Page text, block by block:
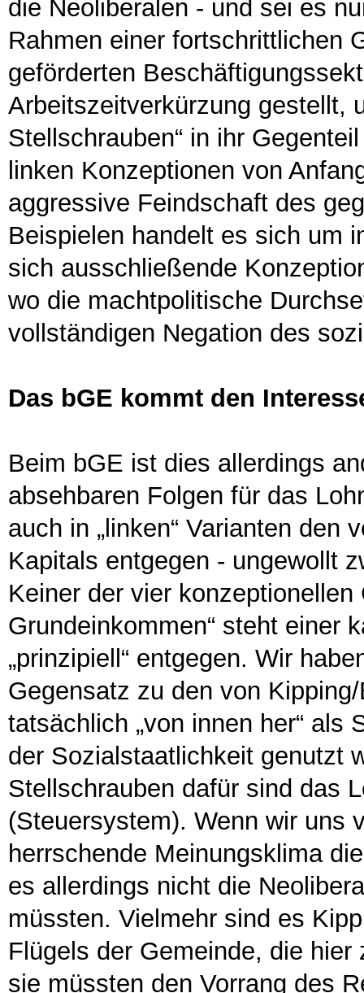
die Neoliberalen - und sei es
Rahmen einer fortschrittlichen
geförderten
Arbeitszeitverkürzung gestellt,
Stellschrauben“ in ihr
linken Konzeptionen von
aggressive Feindschaft des
Beispielen handelt es sich um
sich ausschließende
wo die machtpolitische
vollständigen Negation des
Das bGE kommt den
Beim bGE ist dies allerdings
absehbaren Folgen für das
auch in „linken“ Varianten den
Kapitals entgegen - ungewollt
Keiner der vier
Grundeinkommen“ steht einer
„prinzipiell“ entgegen. Wir
Gegensatz zu den von
tatsächlich „von innen her“ als
der Sozialstaatlichkeit genutzt
Stellschrauben dafür sind das
(Steuersystem). Wenn wir uns
herrschende Meinungsklima
es allerdings nicht die
müssten. Vielmehr sind es
Flügels der Gemeinde, die hier
sie müssten den Vorrang des